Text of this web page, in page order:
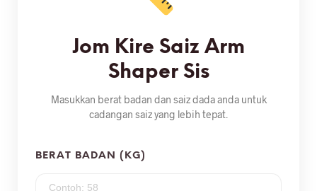
Jom Kire Saiz Arm
Shaper Sis
Masukkan berat badan dan saiz dada anda untuk
cadangan saiz yang lebih tepat.
BERAT BADAN (KG)